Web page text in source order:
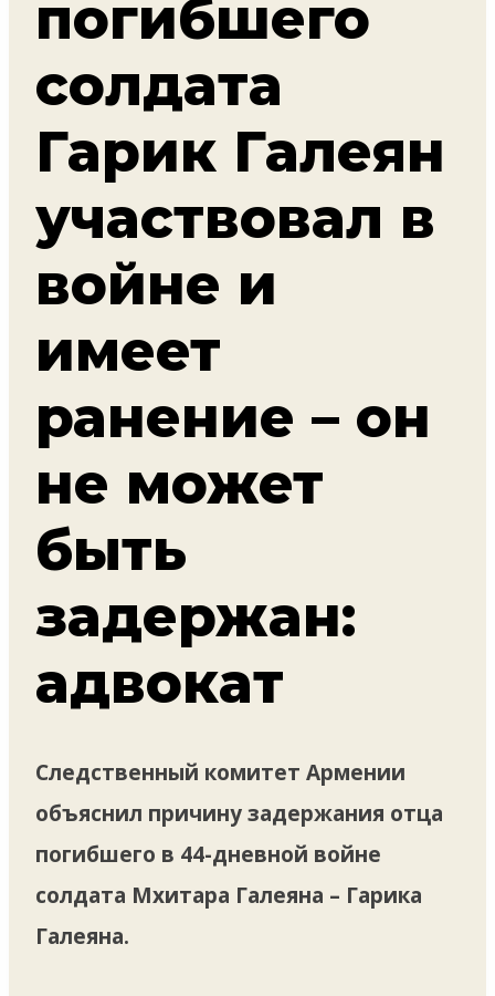
погибшего
солдата
Гарик Галеян
участвовал в
войне и
имеет
ранение – он
не может
быть
задержан:
адвокат
Следственный комитет Армении
объяснил причину задержания отца
погибшего в 44-дневной войне
солдата Мхитара Галеяна – Гарика
Галеяна.